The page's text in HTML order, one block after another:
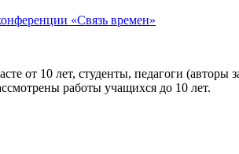
«Связь времен»
от 10 лет, студенты, педагоги
работы учащихся до 10 лет.